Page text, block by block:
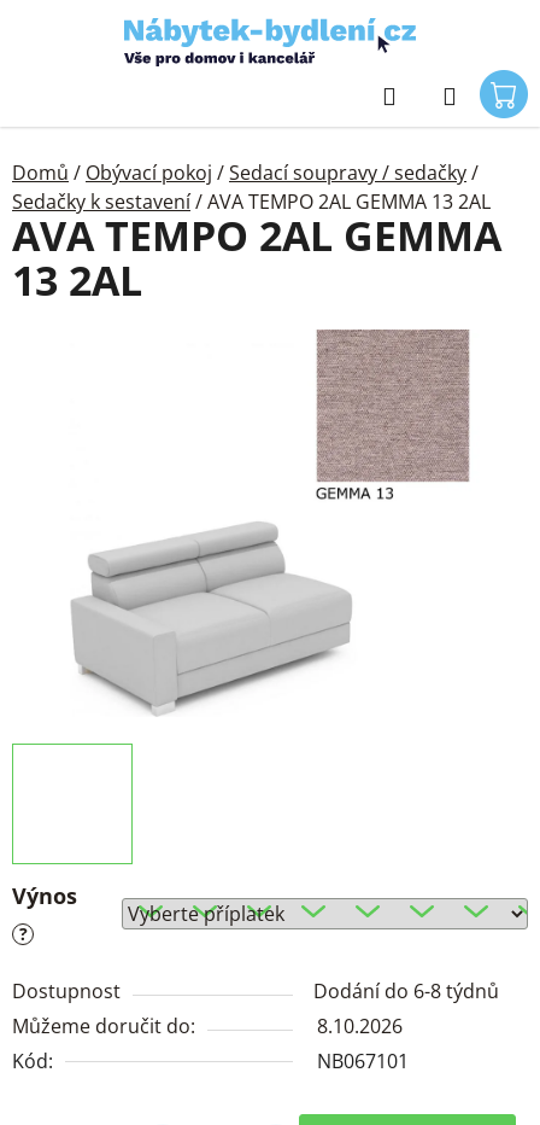
Hledat
Domů / Obývací pokoj /Sedací soupravy / sedačky/
Sedačky k sestavení/AVA TEMPO 2AL GEMMA 13 2AL
Výnos
?
Dostupnost
Dodání do 6-8 týdnů
Můžeme doručit do:
8.10.2026
Kód:
NB067101
AVA TEMPO 2AL GEMMA
13 2AL